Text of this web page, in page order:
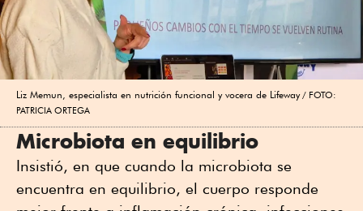
Liz Memun, especialista en nutrición funcional y vocera de Lifeway
FOTO:
PATRICIA ORTEGA
Microbiota en equilibrio
Insistió, en que cuando la microbiota se
encuentra en equilibrio, el cuerpo responde